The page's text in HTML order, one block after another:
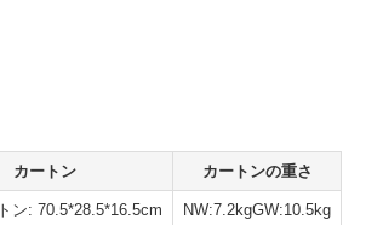
カートン カートンの重さ
ン: 70.5*28.5*16.5cm NW:7.2kgGW:10.5kg